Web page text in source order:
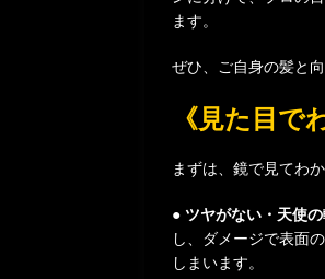
ます。
ぜひ、ご自身の髪と
《見た目
まずは、鏡で見てわ
● ツヤがない・天使
し、ダメージで表面
しまいます。